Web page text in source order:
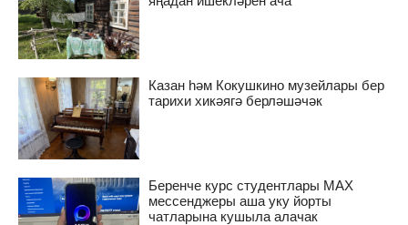
Казан һәм Кокушкино музейлары бер
тарихи хикәягә берләшәчәк
Беренче курс студентлары MAX
мессенджеры аша уку йорты
чатларына кушыла алачак